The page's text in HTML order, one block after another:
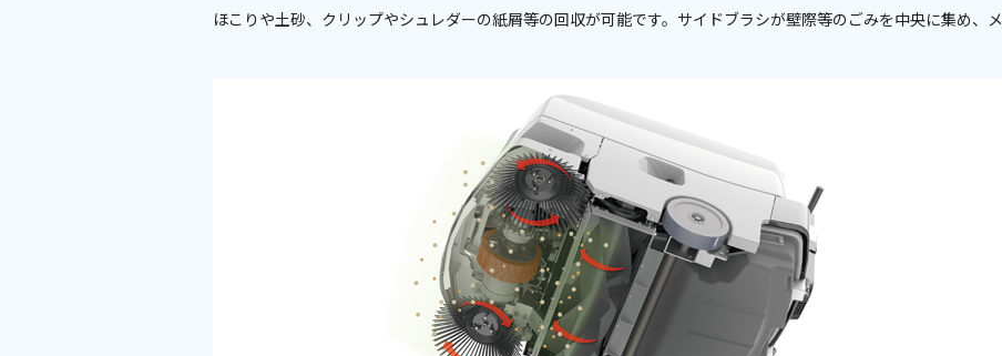
ほこりや土砂、クリップやシュレダーの紙屑等の回収が可能です。サイドブラシが壁際等のごみを中央に集め、